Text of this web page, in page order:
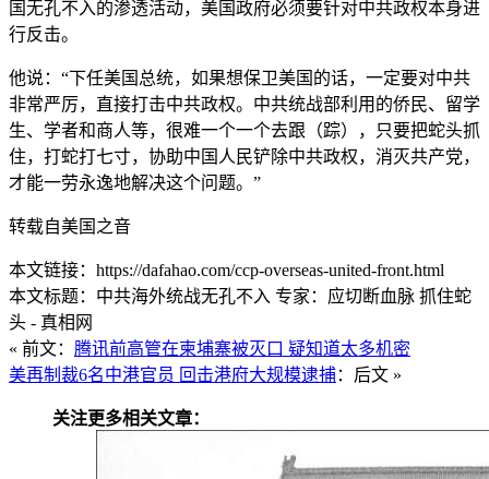
国无孔不入的渗透活动，美国政府必须要针对中共政权本身进
行反击。
他说：“下任美国总统，如果想保卫美国的话，一定要对中共
非常严厉，直接打击中共政权。中共统战部利用的侨民、留学
生、学者和商人等，很难一个一个去跟（踪），只要把蛇头抓
住，打蛇打七寸，协助中国人民铲除中共政权，消灭共产党，
才能一劳永逸地解决这个问题。”
转载自美国之音
本文链接：https://dafahao.com/ccp-overseas-united-front.html
本文标题：中共海外统战无孔不入 专家：应切断血脉 抓住蛇
头 - 真相网
« 前文： 腾讯前高管在柬埔寨被灭口 疑知道太多机密
美再制裁6名中港官员 回击港府大规模逮捕：后文 »
关注更多相关文章：